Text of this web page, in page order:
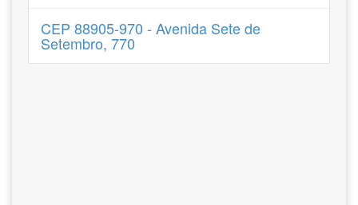
CEP 88905-970 - Avenida Sete de
Setembro, 770